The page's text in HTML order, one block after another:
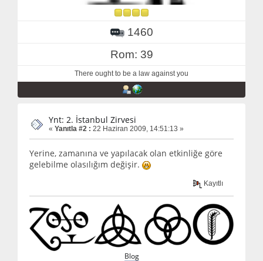
1460
Rom: 39
There ought to be a law against you
Ynt: 2. İstanbul Zirvesi
« Yanıtla #2 : 22 Haziran 2009, 14:51:13 »
Yerine, zamanına ve yapılacak olan etkinliğe göre
gelebilme olasılığım değişir.
Kayıtlı
Blog